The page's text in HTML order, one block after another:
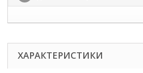
ХАРАКТЕРИСТИКИ